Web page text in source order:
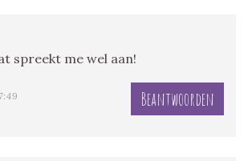
spreekt me wel aan!
Beantwoorden